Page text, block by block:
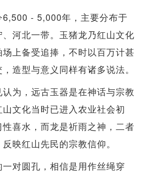
6,500 - 5,000年，主要分布于
河北一带。玉猪龙乃红山文化
上备受追捧，不时以百万计甚
造型与意义同样有诸多说法。
为，远古玉器是在神话与宗教
文化当时已进入农业社会初
喜水，而龙是祈雨之神，二者
映红山先民的宗教信仰。
对圆孔，相信是用作丝绳穿